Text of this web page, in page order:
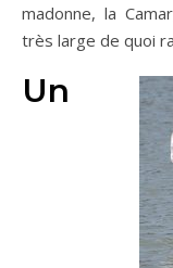
madonne, la
très large de quoi
Un